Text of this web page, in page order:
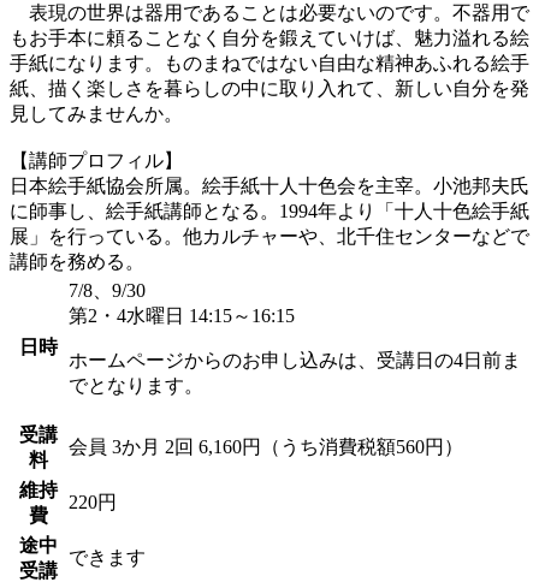
表現の世界は器用であることは必要ないのです。不器用で
もお手本に頼ることなく自分を鍛えていけば、魅力溢れる絵
手紙になります。ものまねではない自由な精神あふれる絵手
紙、描く楽しさを暮らしの中に取り入れて、新しい自分を発
見してみませんか。
【講師プロフィル】
日本絵手紙協会所属。絵手紙十人十色会を主宰。小池邦夫氏
に師事し、絵手紙講師となる。1994年より「十人十色絵手紙
展」を行っている。他カルチャーや、北千住センターなどで
講師を務める。
日時
7/8、9/30
第2・4水曜日 14:15～16:15
ホームページからのお申し込みは、受講日の4日前ま
でとなります。
受講
料
会員 3か月 2回 6,160円（うち消費税額560円）
維持
費
220円
途中
受講
できます